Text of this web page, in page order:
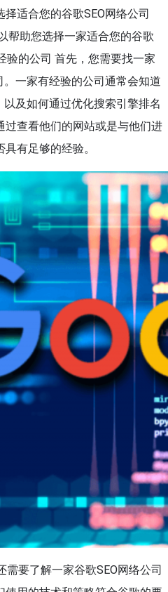
适合您的谷歌SEO网络公司
帮助您选择一家适合您的谷歌
验的公司 首先，您需要找一家
一家有经验的公司通常会知道
及如何通过优化搜索引擎排名
过查看他们的网站或是与他们进
有足够的经验。
需要了解一家谷歌SEO网络公司